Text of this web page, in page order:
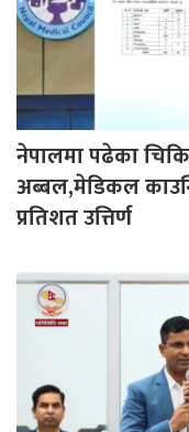
नेपालमा पढेका
अब्बल,मेडिकल
प्रतिशत उत्तिर्ण